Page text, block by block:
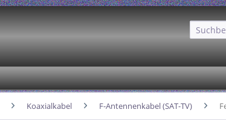
Koaxialkabel F-Antennenkabel (SAT-TV)